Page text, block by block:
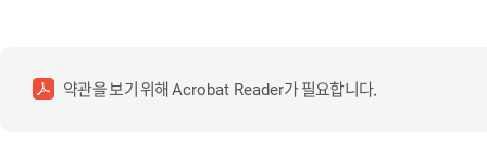
약관을 보기 위해Acrobat Reader가 필요합니다.